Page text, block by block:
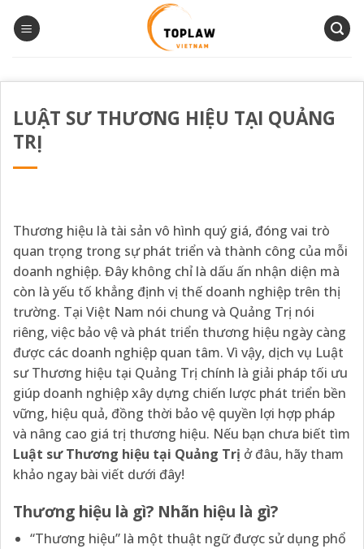
qua
LUẬT SƯ THƯƠNG HIỆU TẠI QUẢNG
TRỊ
Thương hiệu là tài sản vô hình quý giá, đóng vai trò
quan trọng trong sự phát triển và thành công của mỗi
doanh nghiệp. Đây không chỉ là dấu ấn nhận diện mà
còn là yếu tố khẳng định vị thế doanh nghiệp trên thị
trường. Tại Việt Nam nói chung và Quảng Trị nói
riêng, việc bảo vệ và phát triển thương hiệu ngày càng
được các doanh nghiệp quan tâm. Vì vậy, dịch vụ Luật
sư Thương hiệu tại Quảng Trị chính là giải pháp tối ưu
giúp doanh nghiệp xây dựng chiến lược phát triển bền
vững, hiệu quả, đồng thời bảo vệ quyền lợi hợp pháp
và nâng cao giá trị thương hiệu. Nếu bạn chưa biết tìm
Luật sư Thương hiệu tại Quảng Trị ở đâu, hãy tham
khảo ngay bài viết dưới đây!
Thương hiệu là gì? Nhãn hiệu là gì?
“Thương hiệu” là một thuật ngữ được sử dụng phổ